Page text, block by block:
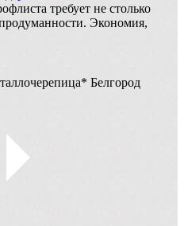
требует не столько
Экономия,